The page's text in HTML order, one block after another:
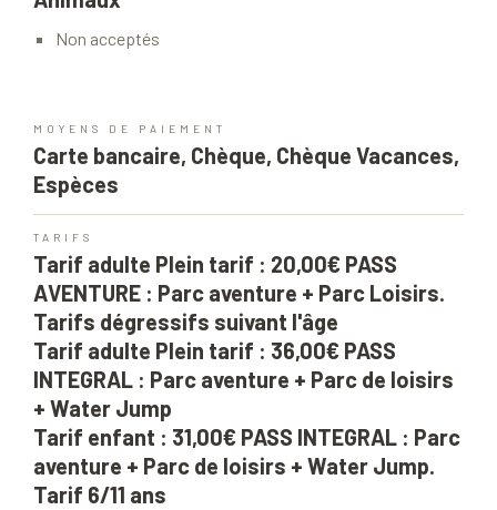
Non acceptés
MOYENS DE PAIEMENT
Carte bancaire, Chèque, Chèque Vacances,
Espèces
TARIFS
Tarif adulte Plein tarif : 20,00€ PASS
AVENTURE : Parc aventure + Parc Loisirs.
Tarifs dégressifs suivant l'âge
Tarif adulte Plein tarif : 36,00€ PASS
INTEGRAL : Parc aventure + Parc de loisirs
+ Water Jump
Tarif enfant : 31,00€ PASS INTEGRAL : Parc
aventure + Parc de loisirs + Water Jump.
Tarif 6/11 ans